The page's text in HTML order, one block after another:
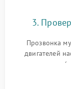
3.
Прозвонка
двигателей
прессостата
концевика